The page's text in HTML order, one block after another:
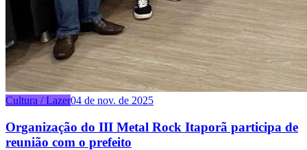
Cultura / Lazer04 de nov. de 2025
Organização do III Metal Rock Itaporã participa de
reunião com o prefeito